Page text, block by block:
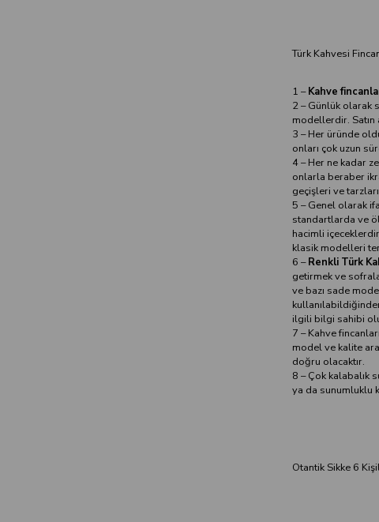
Türk Kahvesi
1 –Kahve
2 – Günlük olarak
modellerdir. Satın
3 – Her üründe
onları çok uzun
4 – Her ne kadar
onlarla beraber
geçişleri ve
5 – Genel olarak
standartlarda ve
hacimli
klasik modelleri
6 –Renkli Türk
getirmek ve
ve bazı sade
ilgili bilgi sahibi
7 – Kahve
model ve kalite
doğru olacaktır.
8 – Çok kalabalık
ya da sunumluklu
Otantik Sikke 6